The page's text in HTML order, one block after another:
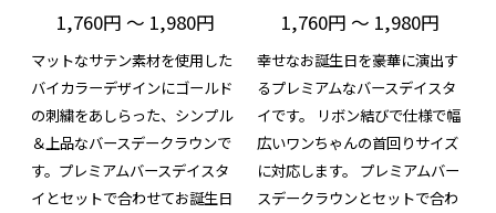
1,760円 ～ 1,980円
マットなサテン素材を使用した
バイカラーデザインにゴールド
の刺繍をあしらった、シンプル
＆上品なバースデークラウンで
す。プレミアムバースデイスタ
イとセットで合わせてお誕生日
1,760円 ～ 1,980円
幸せなお誕生日を豪華に演出す
るプレミアムなバースデイスタ
イです。 リボン結びで仕様で幅
広いワンちゃんの首回りサイズ
に対応します。 プレミアムバー
スデークラウンとセットで合わ